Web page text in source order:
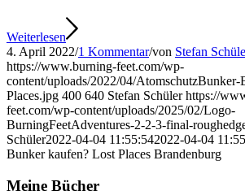
Weiterlesen
4. April 2022/1 Kommentar/von Stefan
https://www.burning-feet.com/wp-
content/uploads/2022/04/
Places.jpg 400 640 Stefan Schüler https://
feet.com/wp-content/uploads/2025/02/Logo-
BurningFeetAdventures-2-2-3-final-
Schüler2022-04-04 11:55:542022-04-04
Bunker kaufen? Lost Places Brandenburg
Meine Bücher